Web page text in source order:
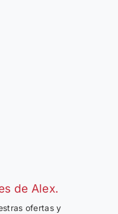
de Alex.
ofertas y